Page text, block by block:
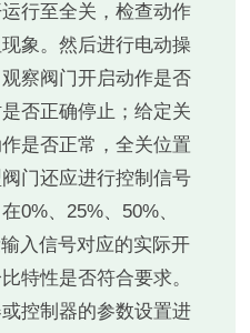
行至全关，检查动作
象。然后进行电动操
察阀门开启动作是否
否正确停止；给定关
是否正常，全关位置
门还应进行控制信号
0%、25%、50%、
入信号对应的实际开
特性是否符合要求。
控制器的参数设置进